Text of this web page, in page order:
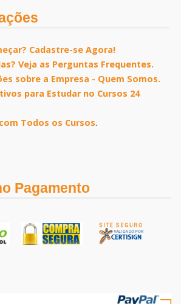
Cadastre-se Agora!
Veja as Perguntas Frequentes.
sobre a Empresa - Quem Somos.
para Estudar no Cursos 24
Todos os Cursos.
Pagamento